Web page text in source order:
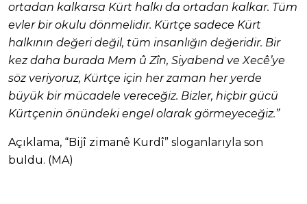
ortadan kalkarsa Kürt halkı da ortadan kalkar. Tüm
evler bir okulu dönmelidir. Kürtçe sadece Kürt
halkının değeri değil, tüm insanlığın değeridir. Bir
kez daha burada Mem û Zîn, Siyabend ve Xecê’ye
söz veriyoruz, Kürtçe için her zaman her yerde
büyük bir mücadele vereceğiz. Bizler, hiçbir gücü
Kürtçenin önündeki engel olarak görmeyeceğiz.”
Açıklama, “Bijî zimanê Kurdî” sloganlarıyla son
buldu. (MA)